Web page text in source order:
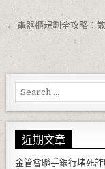
文章導覽
← 電器櫃規劃全攻略：
Search for:
近期文章
金管會聯手銀行堵死